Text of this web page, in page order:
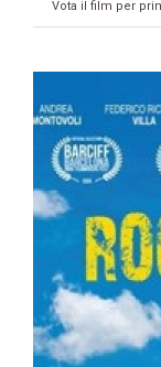
Vota il film per